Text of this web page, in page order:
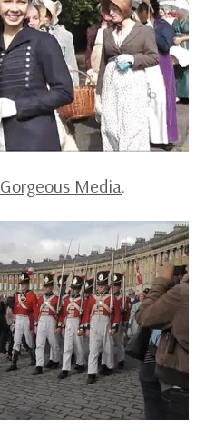
Gorgeous Media.